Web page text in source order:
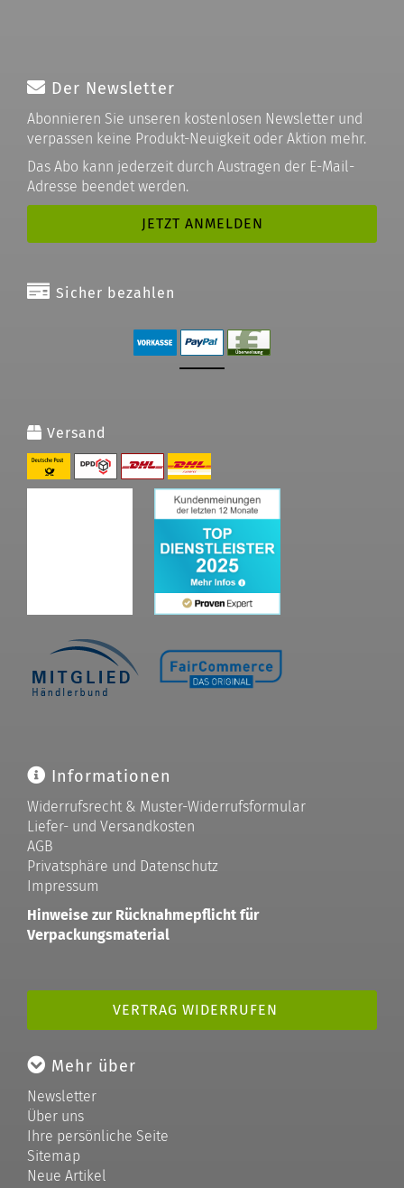
Der Newsletter
Abonnieren Sie unseren kostenlosen Newsletter und
verpassen keine Produkt-Neuigkeit oder Aktion mehr.
Das Abo kann jederzeit durch Austragen der E-Mail-
Adresse beendet werden.
Sicher bezahlen
Versand
Informationen
Widerrufsrecht & Muster-Widerrufsformular
Liefer- und Versandkosten
AGB
Privatsphäre und Datenschutz
Impressum
Hinweise zur Rücknahmepflicht für
Verpackungsmaterial
VERTRAG WIDERRUFEN
Mehr über
Newsletter
Über uns
Ihre persönliche Seite
Sitemap
Neue Artikel